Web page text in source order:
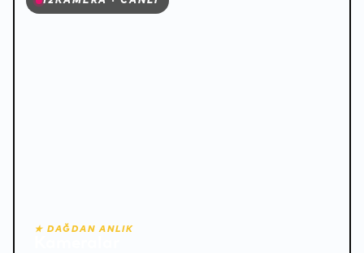
★ DAĞDAN ANLIK